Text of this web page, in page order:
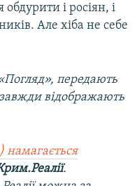
і росіян, і
Але хіба не себе
передають
завжди відображають
намагається
.